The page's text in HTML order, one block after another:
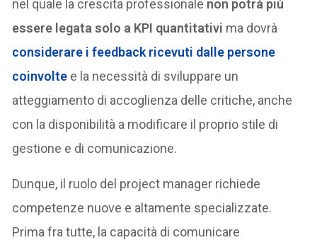
nel quale la crescita professionale non potrà più
essere legata solo a KPI quantitativi ma dovrà
considerare i feedback ricevuti dalle persone
coinvolte e la necessità di sviluppare un
atteggiamento di accoglienza delle critiche, anche
con la disponibilità a modificare il proprio stile di
gestione e di comunicazione.
Dunque, il ruolo del project manager richiede
competenze nuove e altamente specializzate.
Prima fra tutte, la capacità di comunicare